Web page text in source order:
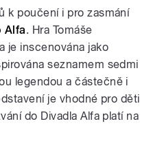
k poučení i pro zasmání
Alfa. Hra Tomáše
je inscenována jako
seznamem sedmi
legendou a částečně i
je vhodné pro děti
do Divadla Alfa platí na